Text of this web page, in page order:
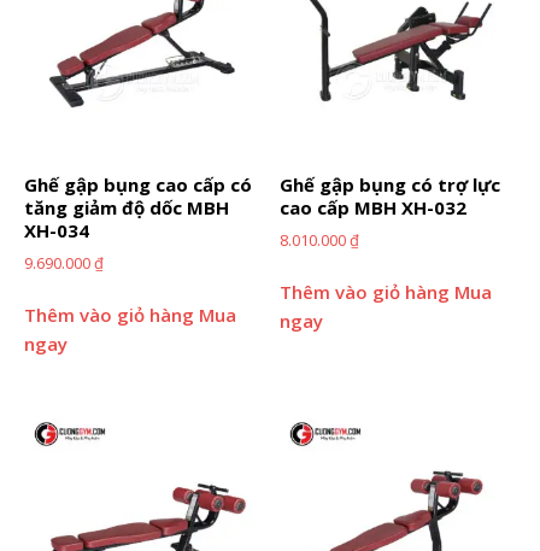
Ghế gập bụng cao cấp có
tăng giảm độ dốc MBH
XH-034
9.690.000₫
Thêm vào giỏ hàng Mua
ngay
Ghế gập bụng có trợ lực
cao cấp MBH XH-032
8.010.000₫
Thêm vào giỏ hàng Mua
ngay